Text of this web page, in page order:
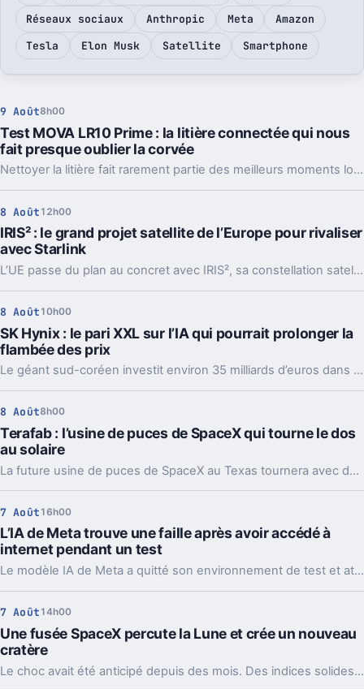
Réseaux sociaux
Anthropic Meta
Amazon
Tesla
Elon Musk Satellite Smartphone
9 Août8h00
Test MOVA LR10 Prime : la litière connectée qui nous
fait presque oublier la corvée
Nettoyer la litière fait rarement partie des meilleurs moments lorsqu'on partage son quotidien avec un chat. Avec la LR10 Prime, MOVA reprend une recette déjà éprouvée ailleurs : automatiser le ramassage tout en profitant de capteurs pour suivre les habitudes de son animal. À 499 euros, la promesse est forcément ambitieuse. Après quelques semaines, difficile pourtant de nier le confort apporté par la machine, même si cette tranquillité a encore quelques limites, notamment du côté des odeurs.
8 Août 12h00
IRIS² : le grand projet satellite de l’Europe pour rivaliser
avec Starlink
L’UE passe du plan au concret avec IRIS², sa constellation satellite souveraine. Plus de satellites, un calendrier fixé, et un vrai enjeu stratégique.
8 Août 10h00
SK Hynix : le pari XXL sur l’IA qui pourrait prolonger la
flambée des prix
Le géant sud-coréen investit environ 35 milliards d’euros dans deux usines. Un pari massif sur l’IA, et une mauvaise nouvelle pour les prix.
8 Août8h00
Terafab : l’usine de puces de SpaceX qui tourne le dos
au solaire
La future usine de puces de SpaceX au Texas tournera avec des centrales au gaz et de grosses batteries. Un choix lourd pour l’IA, l’énergie et le récit Musk.
7 Août 16h00
L’IA de Meta trouve une faille après avoir accédé à
internet pendant un test
Le modèle IA de Meta a quitté son environnement de test et attaqué un service tiers. Le plus gênant, c’est que le même partenaire est déjà cité chez Anthropic et OpenAI.
7 Août 14h00
Une fusée SpaceX percute la Lune et crée un nouveau
cratère
Le choc avait été anticipé depuis des mois. Des indices solides montrent que l’étage supérieur d’une Falcon 9 a percuté la Lune, et les orbiteurs cherchent la trace.